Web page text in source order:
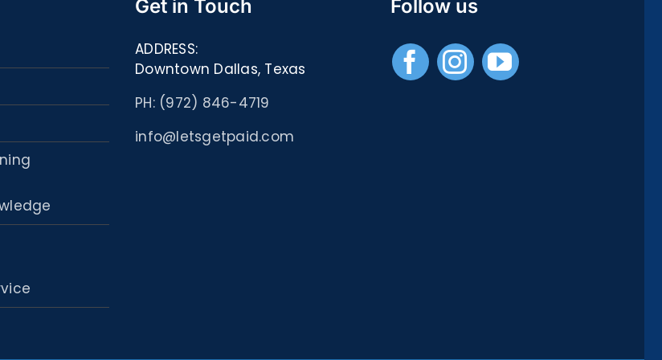
Publications
Universitaires
Get in Touch
ADDRESS:
Downtown Dallas, Texas
PH: (972) 846-4719
info@letsgetpaid.com
Follow us